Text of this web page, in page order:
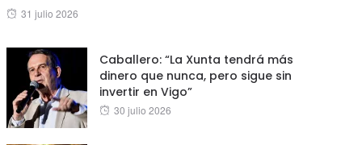
Posted
31 julio 2026
Caballero: “La Xunta tendrá más
dinero que nunca, pero sigue sin
invertir en Vigo”
Posted
30 julio 2026